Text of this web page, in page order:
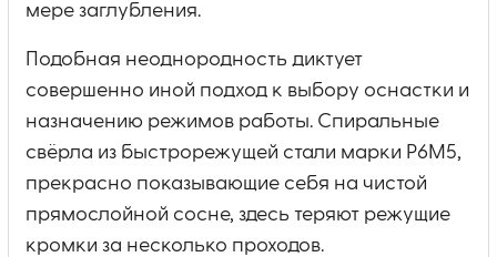
мере заглубления.
Подобная неоднородность диктует
совершенно иной подход к выбору оснастки и
назначению режимов работы. Спиральные
свёрла из быстрорежущей стали марки Р6М5,
прекрасно показывающие себя на чистой
прямослойной сосне, здесь теряют режущие
кромки за несколько проходов.